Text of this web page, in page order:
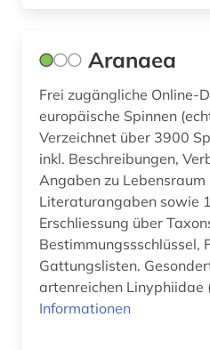
geschäftstätigkeit (1)
gesetz (2)
gesetzestext (1)
Aranaea
Frei zugängliche Online-
europäische Spinnen
Verzeichnet über 3900
inkl. Beschreibungen,
Angaben zu Lebensraum
Literaturangaben sowie
Erschliessung über
Bestimmungssschlüssel,
Gattungslisten.
artenreichen Linyphiidae
Informationen